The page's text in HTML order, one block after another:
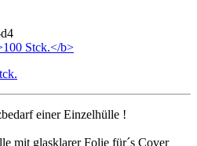
einer Einzelhülle !
mit glasklarer Folie für´s Cover